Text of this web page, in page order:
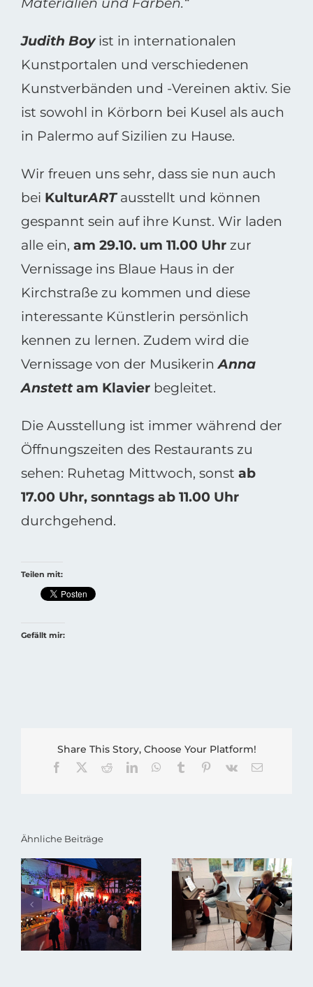
Judith Boyist in internationalen
Kunstportalen und verschiedenen
Kunstverbänden und -Vereinen aktiv. Sie
ist sowohl in Körborn bei Kusel als auch
in Palermo auf Sizilien zu Hause.
Wir freuen uns sehr, dass sie nun auch
bei KulturARTausstellt und können
gespannt sein auf ihre Kunst. Wir laden
alle ein, am 29.10. um 11.00 Uhrzur
Vernissage ins Blaue Haus in der
Kirchstraße zu kommen und diese
interessante Künstlerin persönlich
kennen zu lernen. Zudem wird die
Vernissage von der MusikerinAnna
Anstettam Klavierbegleitet.
Die Ausstellung ist immer während der
Öffnungszeiten des Restaurants zu
sehen: Ruhetag Mittwoch, sonst ab
17.00 Uhr, sonntags ab 11.00 Uhr
durchgehend.
Teilen mit:
Gefällt mir:
Share This Story, Choose Your Platform!
Facebook RedditLinkedInWhatsApp
Tumblr Pinterest
Vk
E-
Ähnliche Beiträge
Kapitelsaal
Konzerte 2023
Ausstellungen im
Kapitelsaal: Rolf
Liebertseder am
10. Nov. 2023